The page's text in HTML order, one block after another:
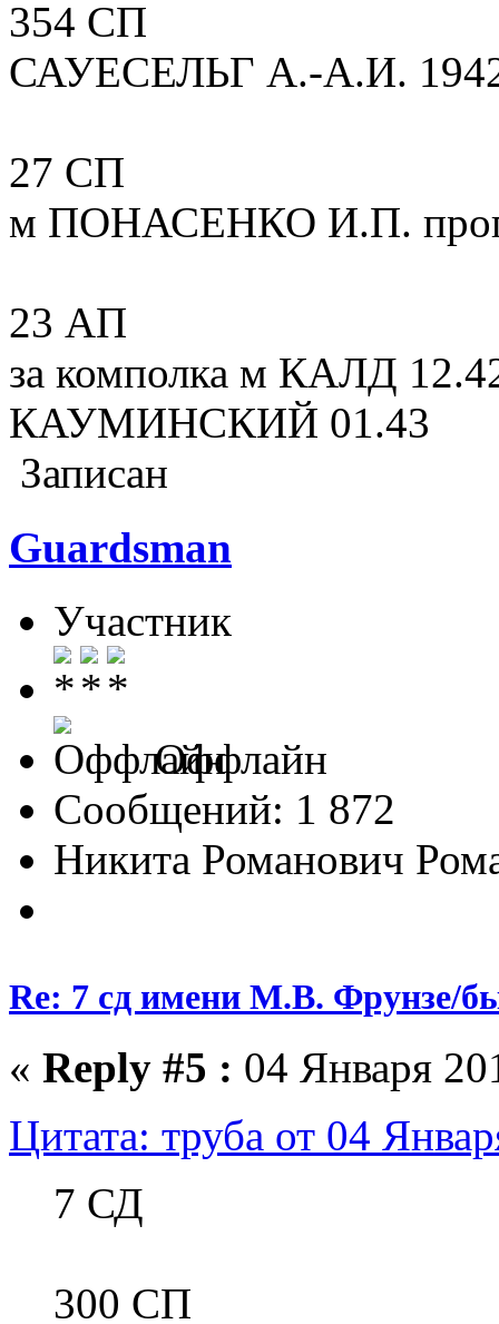
354 СП
САУЕСЕЛЬГ А.-А.И.
27 СП
м ПОНАСЕНКО И.П.
23 АП
за комполка м КАЛД
КАУМИНСКИЙ 01.43
Записан
Guardsman
Участник
Оффлайн
Сообщений: 1 872
Никита Романович
Re: 7 сд имени М.В. Фрунзе/
« Reply #5 : 04 Января
Цитата: труба от 04
7 СД
300 СП